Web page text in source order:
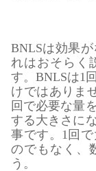
BNLSは効果
れはおそらく
す。BNLSは1
けではありま
回で必要な量
する大きさに
事です。1回
のでもなく、
う。